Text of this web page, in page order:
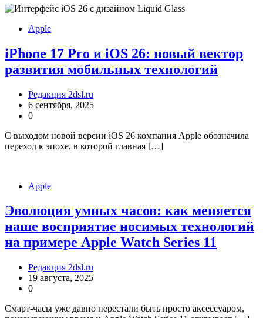
Apple
iPhone 17 Pro и iOS 26: новый вектор
развития мобильных технологий
Редакция 2dsl.ru
6 сентября, 2025
0
С выходом новой версии iOS 26 компания Apple обозначила
переход к эпохе, в которой главная […]
Apple
Эволюция умных часов: как меняется
наше восприятие носимых технологий
на примере Apple Watch Series 11
Редакция 2dsl.ru
19 августа, 2025
0
Смарт-часы уже давно перестали быть просто аксессуаром,